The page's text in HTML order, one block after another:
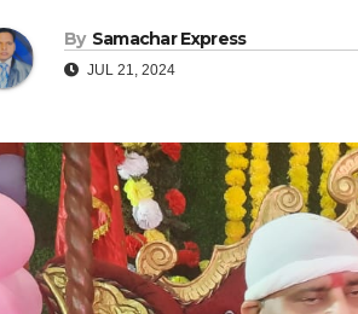
By Samachar Express
JUL 21, 2024